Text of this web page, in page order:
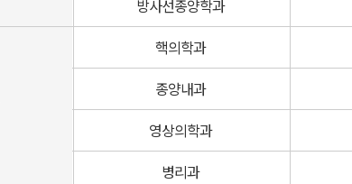
방사선종양학과
핵의학과
종양내과
영상의학과
병리과